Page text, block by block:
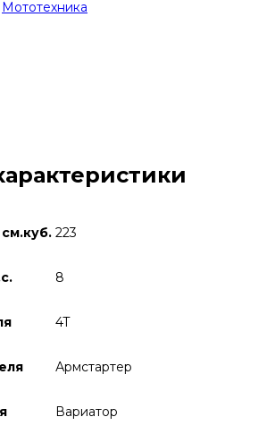
Мототехника
223
8
4T
Армстартер
Вариатор